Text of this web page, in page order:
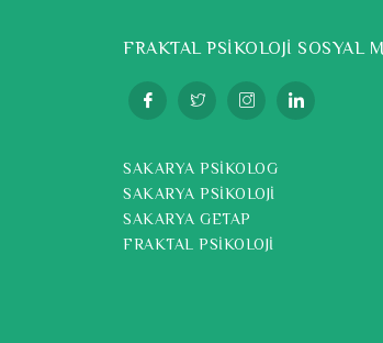
FRAKTAL PSİKOLOJİ SOSYAL
SAKARYA PSİKOLOG
SAKARYA PSİKOLOJİ
SAKARYA GETAP
FRAKTAL PSİKOLOJİ